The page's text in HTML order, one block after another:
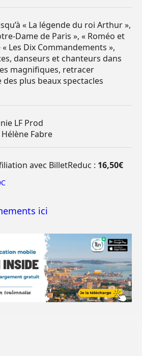
« La légende du roi Arthur »,
Dame de Paris », « Roméo et
Les Dix Commandements »,
danseurs et chanteurs dans
magnifiques, retracer
plus beaux spectacles
LF Prod
Hélène Fabre
avec BilletReduc : 16,50€
ici